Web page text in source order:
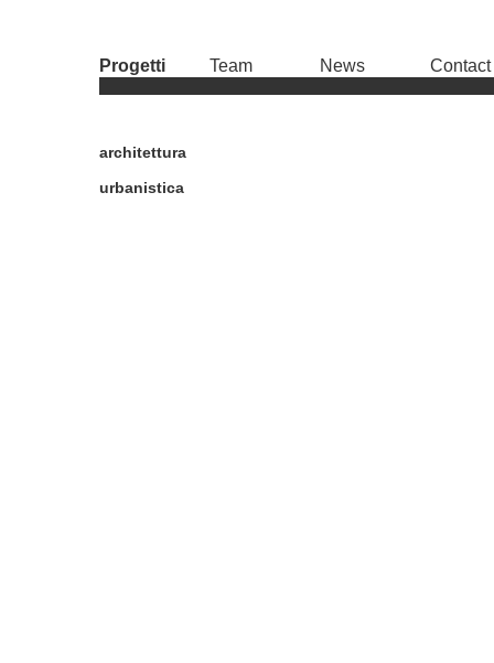
Progetti Team News Contact
architettura
urbanistica